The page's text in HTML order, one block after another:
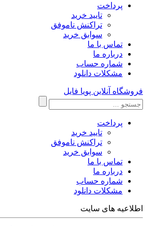
پرداخت
تایید خرید
تراکنش ناموفق
سوابق خرید
تماس با ما
درباره ما
شماره حساب
مشکلات دانلود
فروشگاه آنلاین پویا فایل
پرداخت
تایید خرید
تراکنش ناموفق
سوابق خرید
تماس با ما
درباره ما
شماره حساب
مشکلات دانلود
اطلاعیه های سایت